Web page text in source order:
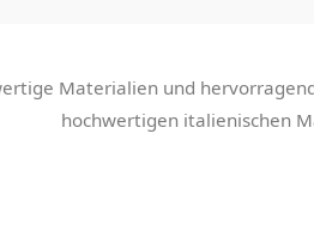
Materialien und
hochwertigen italienischen